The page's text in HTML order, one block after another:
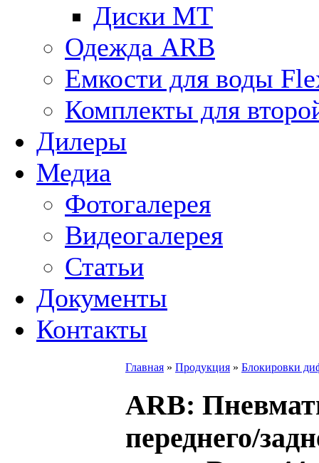
Диски MT
Одежда ARB
Емкости для воды
Комплекты для
Дилеры
Медиа
Фотогалерея
Видеогалерея
Статьи
Документы
Контакты
Главная » Продукция » Блокировки
ARB:
переднего/